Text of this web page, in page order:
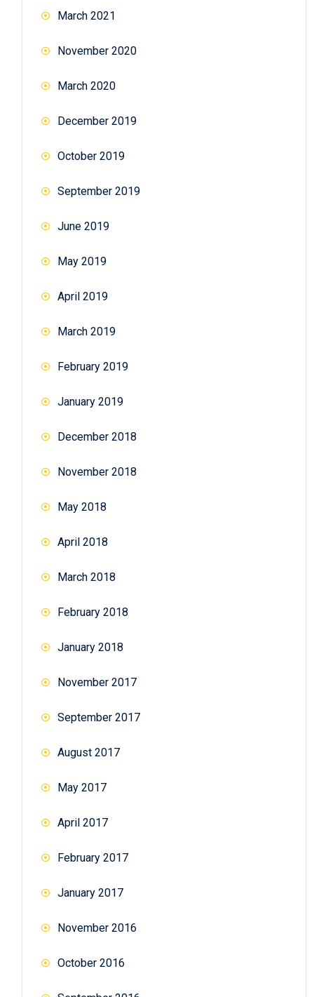
March 2021
November 2020
March 2020
December 2019
October 2019
September 2019
June 2019
May 2019
April 2019
March 2019
February 2019
January 2019
December 2018
November 2018
May 2018
April 2018
March 2018
February 2018
January 2018
November 2017
September 2017
August 2017
May 2017
April 2017
February 2017
January 2017
November 2016
October 2016